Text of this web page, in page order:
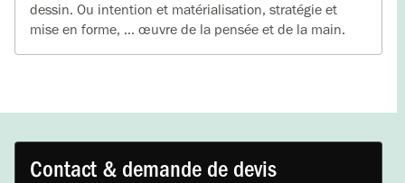
dessin. Ou intention et matérialisation, stratégie et
mise en forme, … œuvre de la pensée et de la main.
Contact & demande de devis